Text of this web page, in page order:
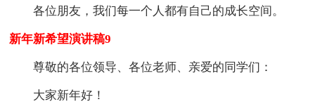
各位朋友，我们每一个人都有自己的成长空间。
新年新希望演讲稿9
尊敬的各位领导、各位老师、亲爱的同学们：
大家新年好！